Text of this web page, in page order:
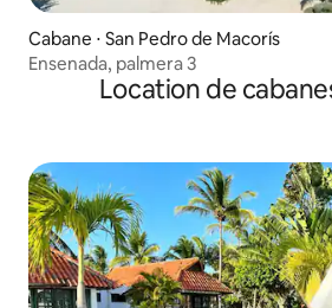
Cabane ⋅ San Pedro de Macorís
Ensenada, palmera 3
Location de